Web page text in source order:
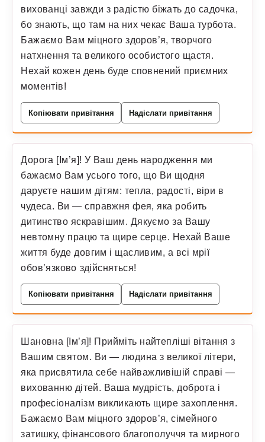
вихованці завжди з радістю біжать до садочка,
бо знають, що там на них чекає Ваша турбота.
Бажаємо Вам міцного здоров’я, творчого
натхнення та великого особистого щастя.
Нехай кожен день буде сповнений приємних
моментів!
Копіювати привітання Надіслати привітання
Дорога [Ім’я]! У Ваш день народження ми
бажаємо Вам усього того, що Ви щодня
даруєте нашим дітям: тепла, радості, віри в
чудеса. Ви — справжня фея, яка робить
дитинство яскравішим. Дякуємо за Вашу
невтомну працю та щире серце. Нехай Ваше
життя буде довгим і щасливим, а всі мрії
обов’язково здійсняться!
Копіювати привітання Надіслати привітання
Шановна [Ім’я]! Прийміть найтепліші вітання з
Вашим святом. Ви — людина з великої літери,
яка присвятила себе найважливішій справі —
вихованню дітей. Ваша мудрість, доброта і
професіоналізм викликають щире захоплення.
Бажаємо Вам міцного здоров’я, сімейного
затишку, фінансового благополуччя та мирного